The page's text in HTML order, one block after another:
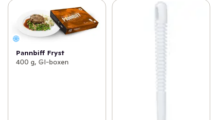
Pannbiff Fryst
400 g, GI-boxen